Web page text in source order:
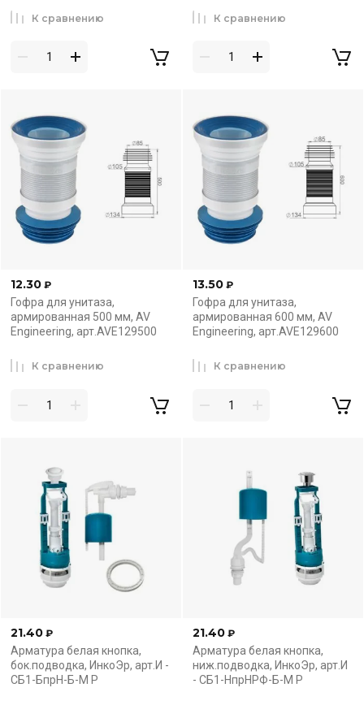
К сравнению К сравнению
12.30 ₽
Гофра для унитаза,
армированная 500 мм, AV
Engineering, арт.AVE129500
К сравнению
13.50 ₽
Гофра для унитаза,
армированная 600 мм, AV
Engineering, арт.AVE129600
К сравнению
21.40 ₽
Арматура белая кнопка,
бок.подводка, ИнкоЭр, арт.И -
СБ1-БпрН-Б-М Р
21.40 ₽
Арматура белая кнопка,
ниж.подводка, ИнкоЭр, арт.И
- СБ1-НпрНРФ-Б-М Р